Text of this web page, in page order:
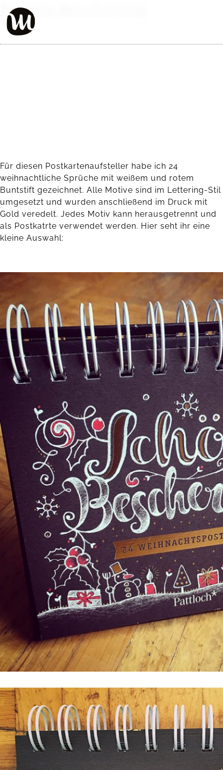
Schöne Bescherung
Für diesen Postkartenaufsteller habe ich 24
weihnachtliche Sprüche mit weißem und rotem
Buntstift gezeichnet. Alle Motive sind im Lettering-Stil
umgesetzt und wurden anschließend im Druck mit
Gold veredelt. Jedes Motiv kann herausgetrennt und
als Postkatrte verwendet werden. Hier seht ihr eine
kleine Auswahl: